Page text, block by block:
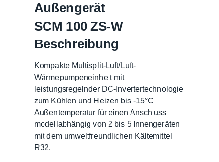
Außengerät
SCM 100 ZS-W
Beschreibung
Kompakte Multisplit-Luft/Luft-
Wärmepumpeneinheit mit
leistungsregelnder DC-Invertertechnologie
zum Kühlen und Heizen bis -15°C
Außentemperatur für einen Anschluss
modellabhängig von 2 bis 5 Innengeräten
mit dem umweltfreundlichen Kältemittel
R32.